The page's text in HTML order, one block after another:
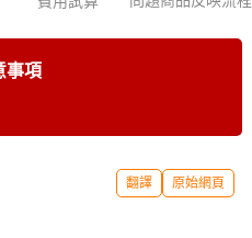
事項
翻譯 原始網頁